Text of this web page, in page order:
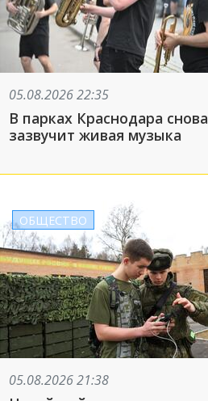
05.08.2026 22:35
В парках Краснодара снова
зазвучит живая музыка
ОБЩЕСТВО
05.08.2026 21:38